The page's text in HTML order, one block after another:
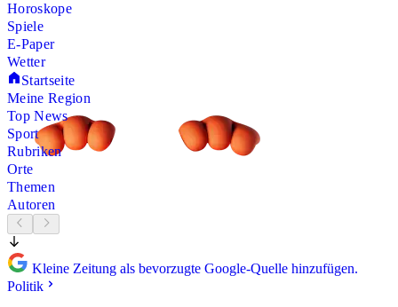
Horoskope
Spiele
E-Paper
Wetter
Startseite
Meine Region
Top News
Sport
Rubriken
Orte
Themen
Autoren
Kleine Zeitung als bevorzugte Google-Quelle hinzufügen.
Politik